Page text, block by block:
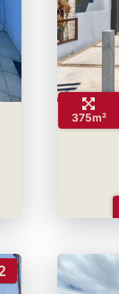
375m²